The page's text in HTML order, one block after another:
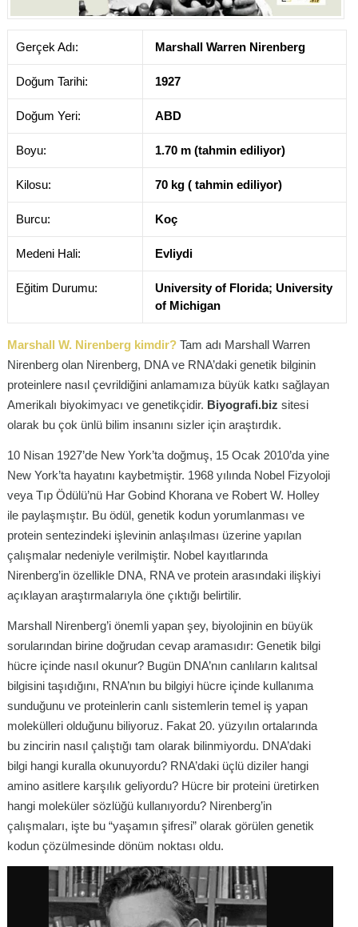
Gerçek Adı: Marshall Warren Nirenberg
Doğum Tarihi: 1927
Doğum Yeri: ABD
Boyu: 1.70 m (tahmin ediliyor)
Kilosu: 70 kg ( tahmin ediliyor)
Burcu: Koç
Medeni Hali: Evliydi
Eğitim Durumu:
University of Florida; University
of Michigan
Marshall W. Nirenberg kimdir? Tam adı Marshall Warren
Nirenberg olan Nirenberg, DNA ve RNA’daki genetik bilginin
proteinlere nasıl çevrildiğini anlamamıza büyük katkı sağlayan
Amerikalı biyokimyacı ve genetikçidir. Biyografi.biz sitesi
olarak bu çok ünlü bilim insanını sizler için araştırdık.
10 Nisan 1927’de New York’ta doğmuş, 15 Ocak 2010’da yine
New York’ta hayatını kaybetmiştir. 1968 yılında Nobel Fizyoloji
veya Tıp Ödülü’nü Har Gobind Khorana ve Robert W. Holley
ile paylaşmıştır. Bu ödül, genetik kodun yorumlanması ve
protein sentezindeki işlevinin anlaşılması üzerine yapılan
çalışmalar nedeniyle verilmiştir. Nobel kayıtlarında
Nirenberg’in özellikle DNA, RNA ve protein arasındaki ilişkiyi
açıklayan araştırmalarıyla öne çıktığı belirtilir.
Marshall Nirenberg’i önemli yapan şey, biyolojinin en büyük
sorularından birine doğrudan cevap aramasıdır: Genetik bilgi
hücre içinde nasıl okunur? Bugün DNA’nın canlıların kalıtsal
bilgisini taşıdığını, RNA’nın bu bilgiyi hücre içinde kullanıma
sunduğunu ve proteinlerin canlı sistemlerin temel iş yapan
molekülleri olduğunu biliyoruz. Fakat 20. yüzyılın ortalarında
bu zincirin nasıl çalıştığı tam olarak bilinmiyordu. DNA’daki
bilgi hangi kuralla okunuyordu? RNA’daki üçlü diziler hangi
amino asitlere karşılık geliyordu? Hücre bir proteini üretirken
hangi moleküler sözlüğü kullanıyordu? Nirenberg’in
çalışmaları, işte bu “yaşamın şifresi” olarak görülen genetik
kodun çözülmesinde dönüm noktası oldu.